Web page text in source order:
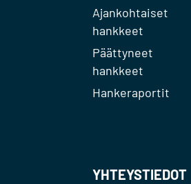
Ajankohtaiset
hankkeet
Päättyneet
hankkeet
Hankeraportit
YHTEYSTIEDOT